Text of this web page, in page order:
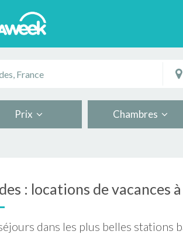
Prix Chambres
: locations de vacances
dans les plus belles stations